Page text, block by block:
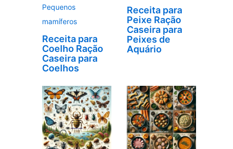
Pequenos
mamíferos
Receita para
Coelho Ração
Caseira para
Coelhos
Receita para
Peixe Ração
Caseira para
Peixes de
Aquário